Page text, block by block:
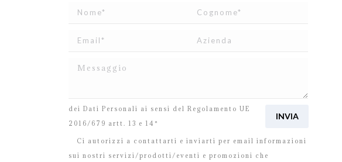
dei Dati Personali ai sensi del Regolamento UE
2016/679 artt. 13 e 14*
Ci autorizzi a contattarti e inviarti per email informazioni
sui nostri servizi/prodotti/eventi e promozioni che